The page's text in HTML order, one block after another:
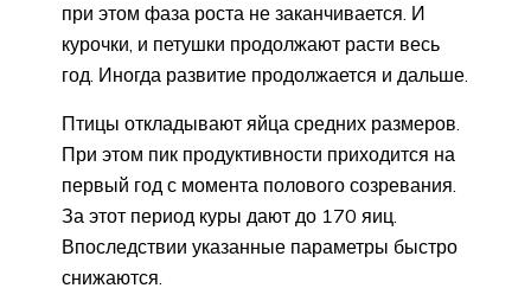
при этом фаза роста не заканчивается. И
курочки, и петушки продолжают расти весь
год. Иногда развитие продолжается и дальше.
Птицы откладывают яйца средних размеров.
При этом пик продуктивности приходится на
первый год с момента полового созревания.
За этот период куры дают до 170 яиц.
Впоследствии указанные параметры быстро
снижаются.